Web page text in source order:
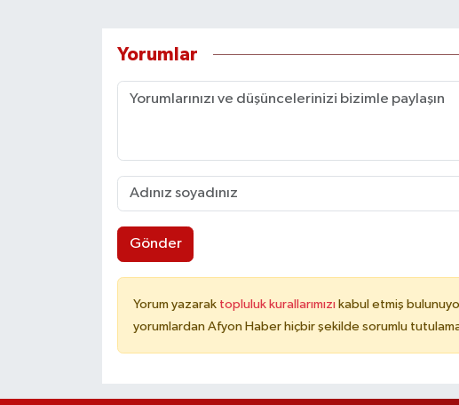
Yorumlar
Gönder
Yorum yazarak topluluk kurallarımızı kabul etmiş
yorumlardan Afyon Haber hiçbir şekilde sorumlu